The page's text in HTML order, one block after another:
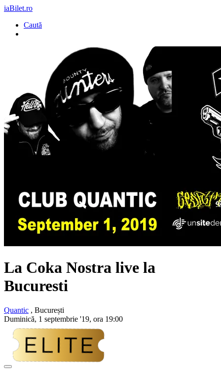
iaBilet.ro
Caută
La Coka Nostra live la
Bucuresti
Quantic , București
Duminică, 1 septembrie '19, ora 19:00
Adaugă